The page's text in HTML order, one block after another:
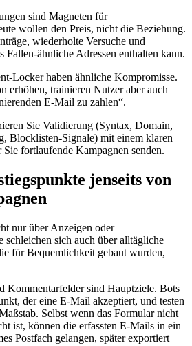
sind Magneten für
wollen den Preis, nicht die Beziehung.
wiederholte Versuche und
Fallen‑ähnliche Adressen enthalten kann.
haben ähnliche Kompromisse.
erhöhen, trainieren Nutzer aber auch
E‑Mail zu zahlen“.
Sie Validierung (Syntax, Domain,
Blocklisten‑Signale) mit einem klaren
fortlaufende Kampagnen senden.
jenseits von
nur über Anzeigen oder
schleichen sich auch über alltägliche
für Bequemlichkeit gebaut wurden,
Kommentarfelder sind Hauptziele. Bots
der eine E‑Mail akzeptiert, und testen
Selbst wenn das Formular nicht
ist, können die erfassten E‑Mails in ein
Postfach gelangen, später exportiert